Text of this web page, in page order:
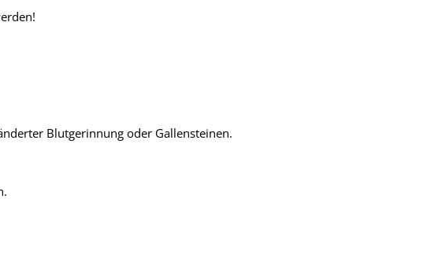
Blutgerinnung oder Gallensteinen.